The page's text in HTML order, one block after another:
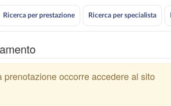
Ricerca per prestazione Ricerca per specialista
prenotazione occorre accedere al sito